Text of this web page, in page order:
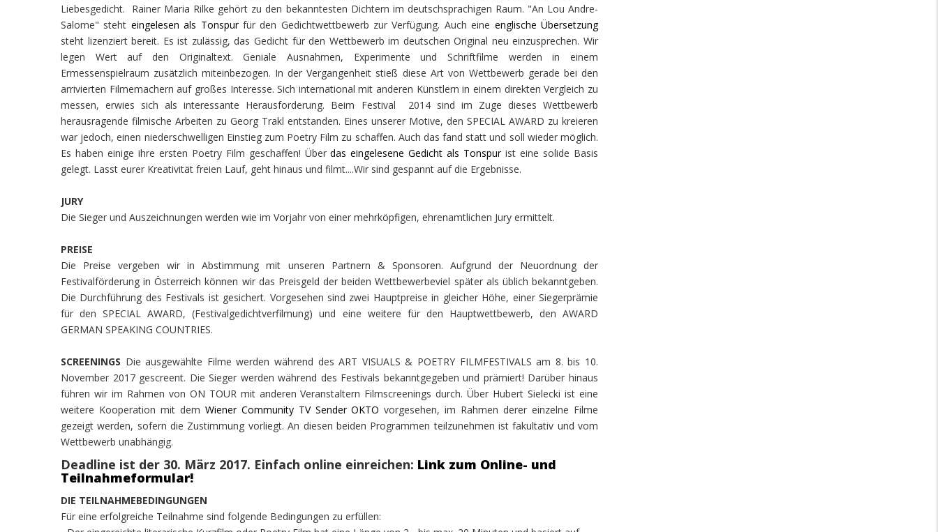
Liebesgedicht. Rainer Maria Rilke gehört zu den bekanntesten Dichtern im deutschsprachigen Raum. "An Lou Andre-
Salome" steht eingelesen als Tonspurfür den Gedichtwettbewerb zur Verfügung. Auch eine englische Übersetzung
steht lizenziert bereit. Es ist zulässig, das Gedicht für den Wettbewerb im deutschen Original neu einzusprechen. Wir
legen Wert auf den Originaltext. Geniale Ausnahmen, Experimente und Schriftfilme werden in einem
Ermessenspielraum zusätzlich miteinbezogen. In der Vergangenheit stieß diese Art von Wettbewerb gerade bei den
arrivierten Filmemachern auf großes Interesse. Sich international mit anderen Künstlern in einem direkten Vergleich zu
messen, erwies sich als interessante Herausforderung. Beim Festival 2014 sind im Zuge dieses Wettbewerb
herausragende filmische Arbeiten zu Georg Trakl entstanden. Eines unserer Motive, den SPECIAL AWARD zu kreieren
war jedoch, einen niederschwelligen Einstieg zum Poetry Film zu schaffen. Auch das fand statt und soll wieder möglich.
Es haben einige ihre ersten Poetry Film geschaffen! Überdas eingelesene Gedicht als Tonspurist eine solide Basis
gelegt. Lasst eurer Kreativität freien Lauf, geht hinaus und filmt....Wir sind gespannt auf die Ergebnisse.
JURY
Die Sieger und Auszeichnungen werden wie im Vorjahr von einer mehrköpfigen, ehrenamtlichen Jury ermittelt.
PREISE
Die Preise vergeben wir in Abstimmung mit unseren Partnern & Sponsoren. Aufgrund der Neuordnung der
Festivalförderung in Österreich können wir das Preisgeld der beiden Wettbewerbeviel später als üblich bekanntgeben.
Die Durchführung des Festivals ist gesichert. Vorgesehen sind zwei Hauptpreise in gleicher Höhe, einer Siegerprämie
für den SPECIAL AWARD, (Festivalgedichtverfilmung) und eine weitere für den Hauptwettbewerb, den AWARD
GERMAN SPEAKING COUNTRIES.
SCREENINGS Die ausgewählte Filme werden während des ART VISUALS & POETRY FILMFESTIVALS am 8. bis 10.
November 2017 gescreent. Die Sieger werden während des Festivals bekanntgegeben und prämiert! Darüber hinaus
führen wir im Rahmen von ON TOUR mit anderen Veranstaltern Filmscreenings durch. Über Hubert Sielecki ist eine
weitere Kooperation mit dem Wiener Community TV Sender OKTO vorgesehen, im Rahmen derer einzelne Filme
gezeigt werden, sofern die Zustimmung vorliegt. An diesen beiden Programmen teilzunehmen ist fakultativ und vom
Wettbewerb unabhängig.
Deadline ist der 30. März 2017. Einfach online einreichen: Link zum Online- und
Teilnahmeformular!
DIE TEILNAHMEBEDINGUNGEN
Für eine erfolgreiche Teilnahme sind folgende Bedingungen zu erfüllen: